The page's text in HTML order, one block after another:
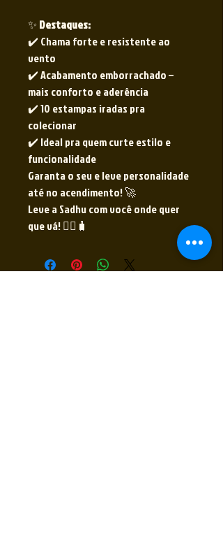
✨ Destaques:
✔️ Chama forte e resistente ao
vento
✔️ Acabamento emborrachado –
mais conforto e aderência
✔️ 10 estampas iradas pra
colecionar
✔️ Ideal pra quem curte estilo e
funcionalidade
Garanta o seu e leve personalidade
até no acendimento! 🚀
Leve a Sadhu com você onde quer
que vá! 🧘‍♂️🧳